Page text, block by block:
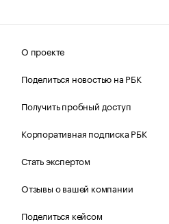
О проекте
Поделиться новостью на РБК
Получить пробный доступ
Корпоративная подписка РБК
Стать экспертом
Отзывы о вашей компании
Поделиться кейсом